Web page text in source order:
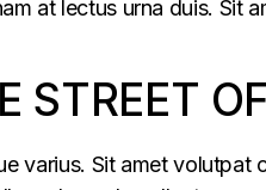
at lectus urna duis. Sit
STREET
varius. Sit amet volutpat